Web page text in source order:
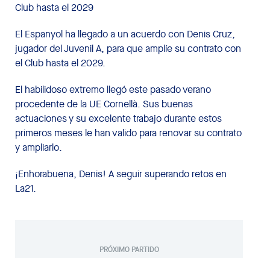
Club hasta el 2029
El Espanyol ha llegado a un acuerdo con Denis Cruz,
jugador del Juvenil A, para que amplíe su contrato con
el Club hasta el 2029.
El habilidoso extremo llegó este pasado verano
procedente de la UE Cornellà. Sus buenas
actuaciones y su excelente trabajo durante estos
primeros meses le han valido para renovar su contrato
y ampliarlo.
¡Enhorabuena, Denis! A seguir superando retos en
La21.
PRÓXIMO PARTIDO